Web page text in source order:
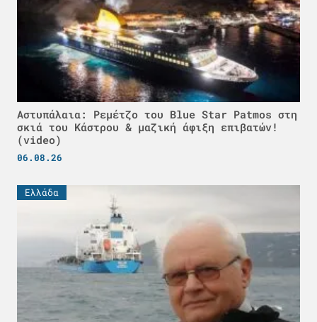
Αστυπάλαια: Ρεμέτζο του Blue Star Patmos στη
σκιά του Κάστρου & μαζική άφιξη επιβατών!
(video)
06.08.26
Ελλάδα